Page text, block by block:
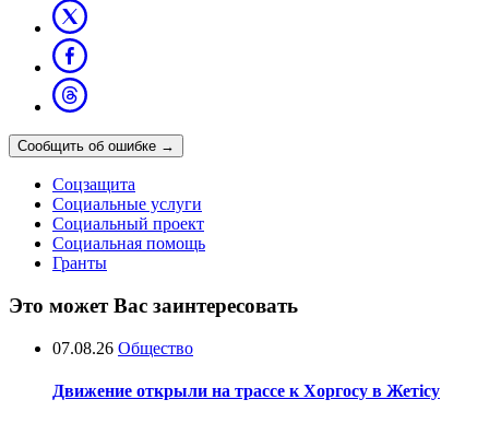
Сообщить об ошибке →
Соцзащита
Социальные услуги
Социальный проект
Социальная помощь
Гранты
Это может Вас заинтересовать
07.08.26 Общество
Движение открыли на трассе к Хоргосу в Жетісу